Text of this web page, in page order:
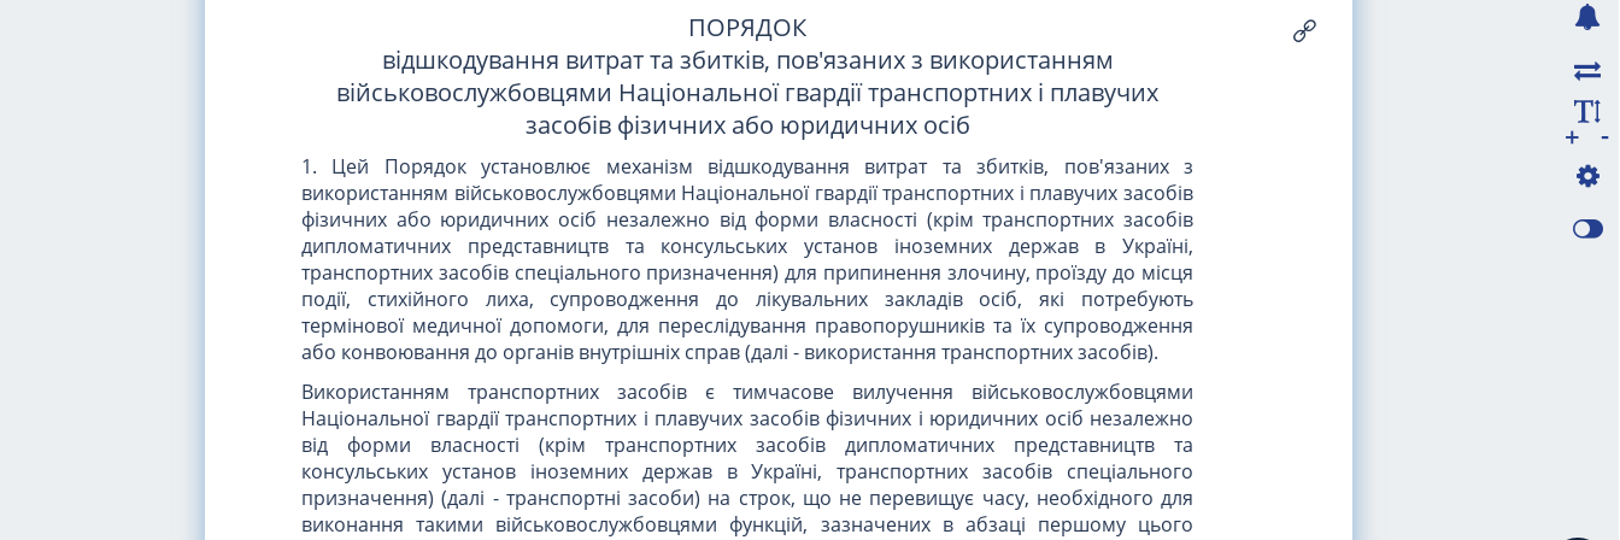
ПОРЯДОК
відшкодування витрат та збитків, пов'язаних з використанням
військовослужбовцями Національної гвардії транспортних і плавучих
засобів фізичних або юридичних осіб
1. Цей Порядок установлює механізм відшкодування витрат та збитків, пов'язаних з
використанням військовослужбовцями Національної гвардії транспортних і плавучих засобів
фізичних або юридичних осіб незалежно від форми власності (крім транспортних засобів
дипломатичних представництв та консульських установ іноземних держав в Україні,
транспортних засобів спеціального призначення) для припинення злочину, проїзду до місця
події, стихійного лиха, супроводження до лікувальних закладів осіб, які потребують
термінової медичної допомоги, для переслідування правопорушників та їх супроводження
або конвоювання до органів внутрішніх справ (далі - використання транспортних засобів).
Використанням транспортних засобів є тимчасове вилучення військовослужбовцями
Національної гвардії транспортних і плавучих засобів фізичних і юридичних осіб незалежно
від форми власності (крім транспортних засобів дипломатичних представництв та
консульських установ іноземних держав в Україні, транспортних засобів спеціального
призначення) (далі - транспортні засоби) на строк, що не перевищує часу, необхідного для
виконання такими військовослужбовцями функцій, зазначених в абзаці першому цього
-
+